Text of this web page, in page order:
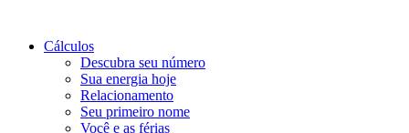
Cálculos
Descubra seu número
Sua energia hoje
Relacionamento
Seu primeiro nome
Você e as férias